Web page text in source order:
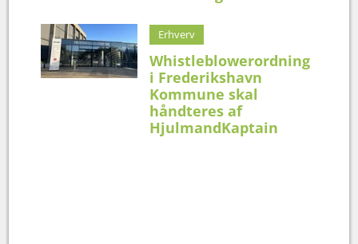
Erhverv
Whistleblowerordning
i Frederikshavn
Kommune skal
håndteres af
HjulmandKaptain